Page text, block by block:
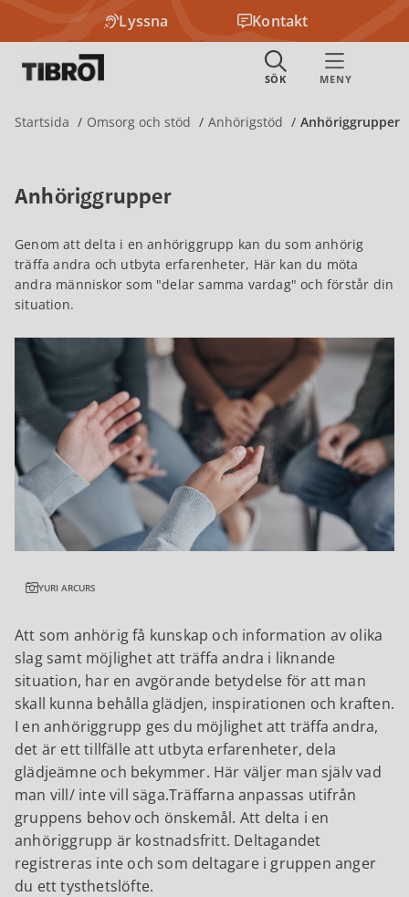
Lyssna Kontakt
Startsida Omsorg och stöd Anhörigstöd Anhöriggrupper
Anhöriggrupper
Genom att delta i en anhöriggrupp kan du som anhörig
träffa andra och utbyta erfarenheter, Här kan du möta
andra människor som "delar samma vardag" och förstår din
situation.
YURI ARCURS
Att som anhörig få kunskap och information av olika
slag samt möjlighet att träffa andra i liknande
situation, har en avgörande betydelse för att man
skall kunna behålla glädjen, inspirationen och kraften.
I en anhöriggrupp ges du möjlighet att träffa andra,
det är ett tillfälle att utbyta erfarenheter, dela
glädjeämne och bekymmer. Här väljer man själv vad
man vill/ inte vill säga.Träffarna anpassas utifrån
gruppens behov och önskemål. Att delta i en
anhöriggrupp är kostnadsfritt. Deltagandet
registreras inte och som deltagare i gruppen anger
du ett tysthetslöfte.